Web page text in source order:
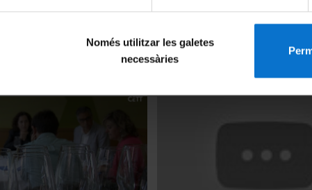
Només utilitzar les galetes
necessàries
con identidad propia
Inauguración institucional de
d'Innovación Promoción